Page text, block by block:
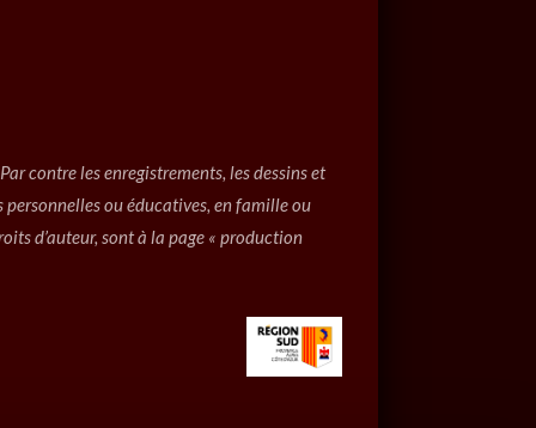
contre les enregistrements, les dessins et
personnelles ou éducatives, en famille ou
d’auteur, sont à la page « production